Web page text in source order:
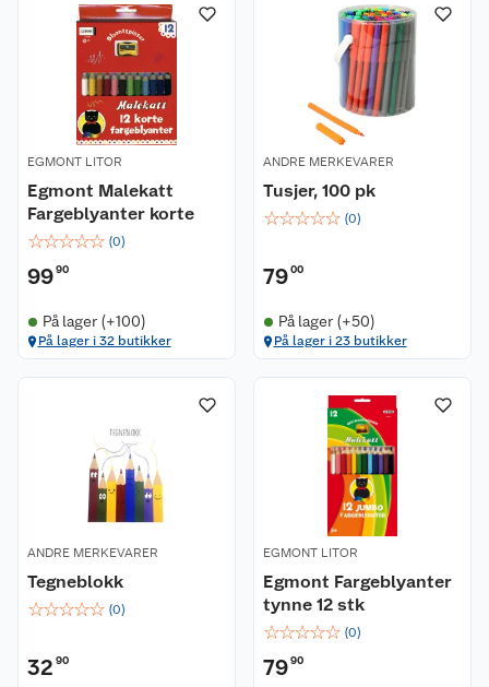
EGMONT LITOR
Egmont Malekatt
Fargeblyanter korte
☆☆☆☆☆ (0)
9990
På lager (+100)
På lager i 32 butikker
ANDRE MERKEVARER
Tusjer, 100 pk
☆☆☆☆☆ (0)
7900
På lager (+50)
På lager i 23 butikker
ANDRE MERKEVARER
Tegneblokk
☆☆☆☆☆ (0)
32 90
EGMONT LITOR
Egmont Fargeblyanter
tynne 12 stk
☆☆☆☆☆ (0)
7990